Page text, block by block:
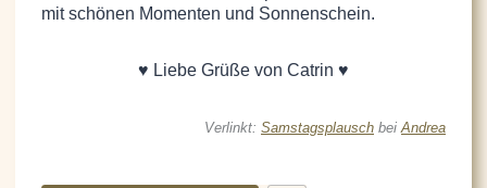
mit schönen Momenten und Sonnenschein.
♥ Liebe Grüße von Catrin ♥
Verlinkt: Samstagsplausch beiAndrea